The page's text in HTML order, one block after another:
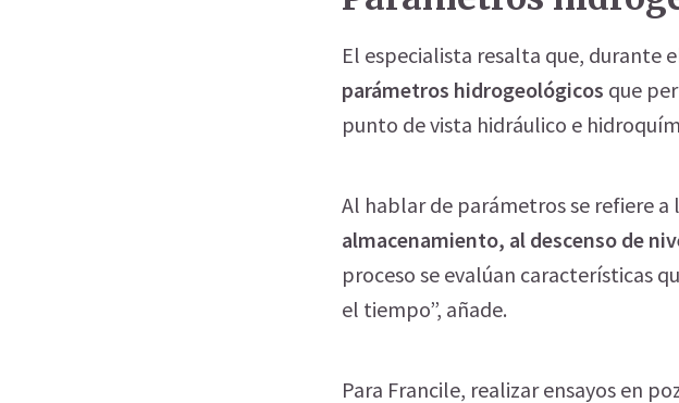
El especialista resalta que, durante
parámetros hidrogeológicos que
punto de vista hidráulico e
Al hablar de parámetros se refiere a
almacenamiento, al descenso de
proceso se evalúan características
el tiempo”, añade.
Para Francile, realizar ensayos en